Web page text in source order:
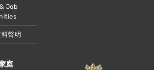
Job
聲明
庭